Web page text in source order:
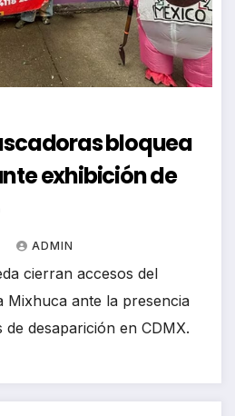
bloquea
exhibición de
ADMIN
cierran accesos del
Mixhuca ante la presencia
desaparición en CDMX.